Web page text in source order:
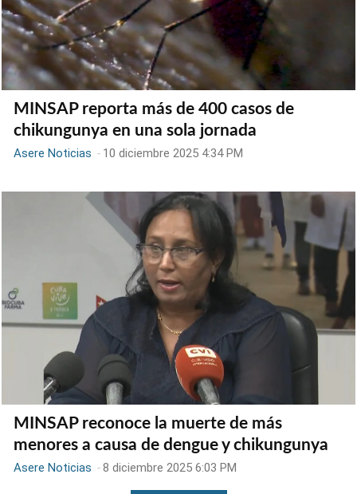
MINSAP reporta más de 400 casos de
chikungunya en una sola jornada
Asere Noticias - 10 diciembre 2025 4:34 PM
MINSAP reconoce la muerte de más
menores a causa de dengue y chikungunya
Asere Noticias -8 diciembre 2025 6:03 PM